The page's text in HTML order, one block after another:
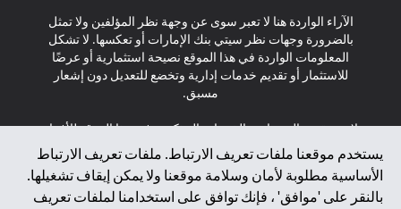
يستخدم موقعنا ملفات تعريف الارتباط. ملفات تعريف الارتباط
الأساسية مطلوبة لأمان وسلامة موقعنا ولا يمكن إيقاف تشغيلها.
بالنقر على 'موافق' ، فإنك توافق على استخدامنا لملفات تعريف
الآراء الواردة هنا لا تعبر سوى عن وجهة نظر المؤلفين ولا تمثل
بالضرورة وجهات نظر سيتي بنك الإمارات أو تعكسها. لا تشكل
المعلومات الواردة في هذا الموقع نصيحة استثمارية أو عرضًا
للاستثمار أو تقديم خدمات إدارية وتخضع للتعديل دون إشعار
مسبق.
لا يتم تقديم المنتجات والخدمات المذكورة في هذا الموقع للأفراد
المقيمين في الاتحاد الأوروبي أو المنطقة الاقتصادية الأوروبية أو
سويسرا أو غيرنسي أو جيرسي أو موناكو أو سان مارينو أو
الفاتيكان أو جزيرة مان أو المملكة المتحدة أو خصوصية البيانات
(لائحة حماية البيانات العامة \ قانون حماية البيانات الشخصية